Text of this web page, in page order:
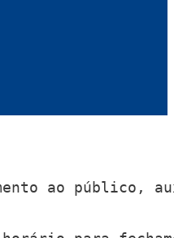
ao público,